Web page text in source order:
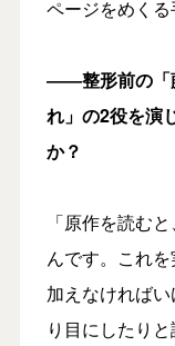
ページをめくる
――整形前の「
れ」の2役を演
か？
「原作を読む
んです。これ
加えなければ
り目にしたり